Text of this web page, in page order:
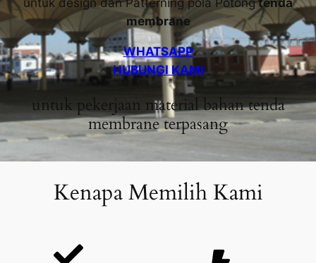
untuk design dan Patterning pola Potongtenda
membrane
WHATSAPP
HUBUNGI KAMI
untuk pekerjaan material bahan tenda
membrane terpasang
Kenapa Memilih Kami